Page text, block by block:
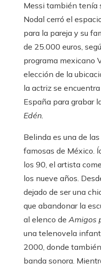
Messi también tenía
Nodal cerró el
para la pareja y su
de 25.000 euros,
programa mexicano
elección de la
la actriz se
España para grabar
Edén.
Belinda es una de
famosas de México.
los 90, el artista
los nueve años.
dejado de ser una
que abandonar la
al elenco de Amigos
una telenovela
2000, donde
banda sonora.